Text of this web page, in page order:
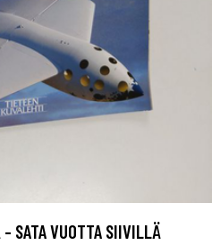
SATA VUOTTA SIIVILLÄ